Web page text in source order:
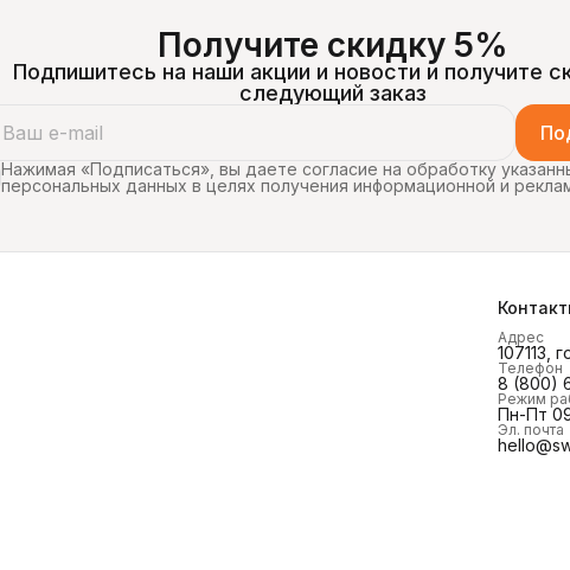
Получите скидку 5%
Подпишитесь на наши акции и новости и получите
следующий заказ
Нажимая «Подписаться», вы даете согласие на обработку
персональных данных в целях получения информационной и
Адрес
107113,
Телефон
8 (800)
Режим
Пн-Пт
Эл. почта